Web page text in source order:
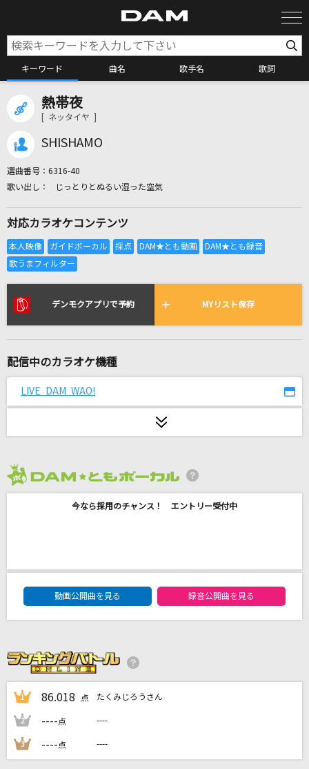
キーワード 曲名 歌手名 歌詞
全国りれき
リアルタイムで歌われている曲の一覧
雨とカプチーノ
[生音]サマータイムシンデレラ
緑黄色社会
アン・ルイス
[生音]恋だろ
Mrs. GREEN APPLE
爆裂愛してる
M!LK
ここでファーストキッス
≠ME
熱帯夜
[ ネッタイヤ ]
SHISHAMO
選曲番号： 6316-40
じっとりとぬるい湿った空気
対応カラオケコンテンツ
デンモクアプリで予約 MYリスト保存
配信中のカラオケ機種
LIVE DAM WAO!
今なら採用のチャンス！ エントリー受付中
DAM★ともボーカルエントリーランキング
動画公開曲を見る
録音公開曲を見る
1 86.018 点 たくみじろうさん
2 ----点 ----
3 ----点 ----